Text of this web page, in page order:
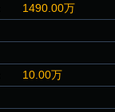
1490.00万
10.00万